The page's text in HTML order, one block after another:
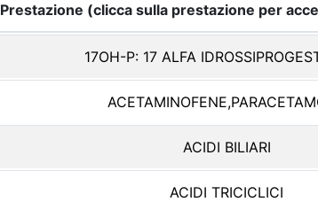
Prestazione (clicca sulla prestazione per
17OH-P: 17 ALFA
ACIDI BILIARI
ACIDI TRICICLICI